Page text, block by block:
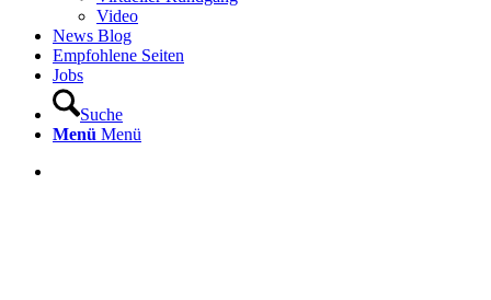
Video
News Blog
Empfohlene Seiten
Jobs
Suche
Menü Menü